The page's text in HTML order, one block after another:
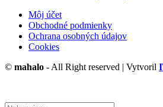
Môj účet
Obchodné podmienky
Ochrana osobných údajov
Cookies
© mahalo - All Right reserved | Vytvoril